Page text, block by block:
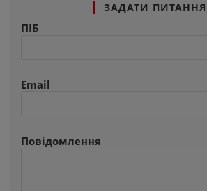
ЗАДАТИ ПИТАННЯ
ПІБ
Email
Повідомлення